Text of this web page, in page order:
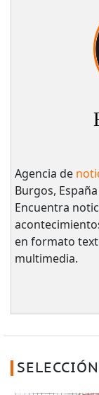
Agencia de
Burgos,
Encuentra
en formato
multimedia.